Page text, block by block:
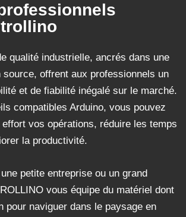
qualité industrielle, ancrés dans une
source, offrent aux professionnels un
et de fiabilité inégalé sur le marché.
compatibles Arduino, vous pouvez
vos opérations, réduire les temps
la productivité.
petite entreprise ou un grand
vous équipe du matériel dont
pour naviguer dans le paysage en